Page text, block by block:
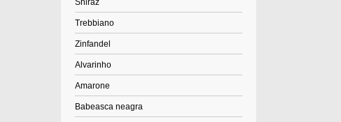
Shiraz
Trebbiano
Zinfandel
Alvarinho
Amarone
Babeasca neagra